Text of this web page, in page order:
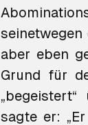
aber eben
Grund für
sagte er: